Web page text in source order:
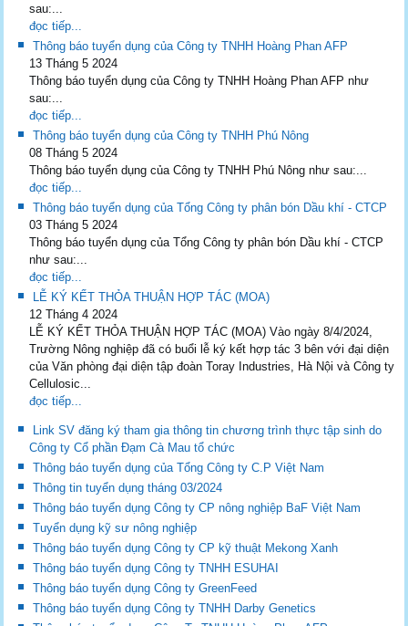
sau:...
đọc tiếp...
Thông báo tuyển dụng của Công ty TNHH Hoàng Phan AFP
13 Tháng 5 2024
Thông báo tuyển dụng của Công ty TNHH Hoàng Phan AFP như
sau:...
đọc tiếp...
Thông báo tuyển dụng của Công ty TNHH Phú Nông
08 Tháng 5 2024
Thông báo tuyển dụng của Công ty TNHH Phú Nông như sau:...
đọc tiếp...
Thông báo tuyển dụng của Tổng Công ty phân bón Dầu khí - CTCP
03 Tháng 5 2024
Thông báo tuyển dụng của Tổng Công ty phân bón Dầu khí - CTCP
như sau:...
đọc tiếp...
LỄ KÝ KẾT THỎA THUẬN HỢP TÁC (MOA)
12 Tháng 4 2024
LỄ KÝ KẾT THỎA THUẬN HỢP TÁC (MOA) Vào ngày 8/4/2024,
Trường Nông nghiệp đã có buổi lễ ký kết hợp tác 3 bên với đại diện
của Văn phòng đại diện tập đoàn Toray Industries, Hà Nội và Công ty
Cellulosic...
đọc tiếp...
Link SV đăng ký tham gia thông tin chương trình thực tập sinh do
Công ty Cổ phần Đạm Cà Mau tổ chức
Thông báo tuyển dụng của Tổng Công ty C.P Việt Nam
Thông tin tuyển dụng tháng 03/2024
Thông báo tuyển dụng Công ty CP nông nghiệp BaF Việt Nam
Tuyển dụng kỹ sư nông nghiệp
Thông báo tuyển dụng Công ty CP kỹ thuật Mekong Xanh
Thông báo tuyển dụng Công ty TNHH ESUHAI
Thông báo tuyển dụng Công ty GreenFeed
Thông báo tuyển dụng Công ty TNHH Darby Genetics